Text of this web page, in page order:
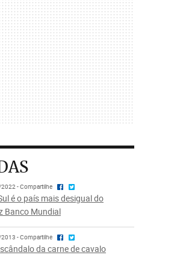
- Compartilhe
é o país mais desigual do
Banco Mundial
- Compartilhe
da carne de cavalo